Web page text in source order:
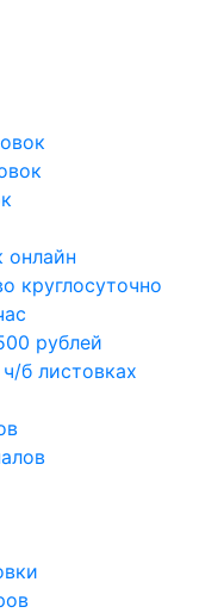
онлайн
круглосуточно
рублей
б листовках